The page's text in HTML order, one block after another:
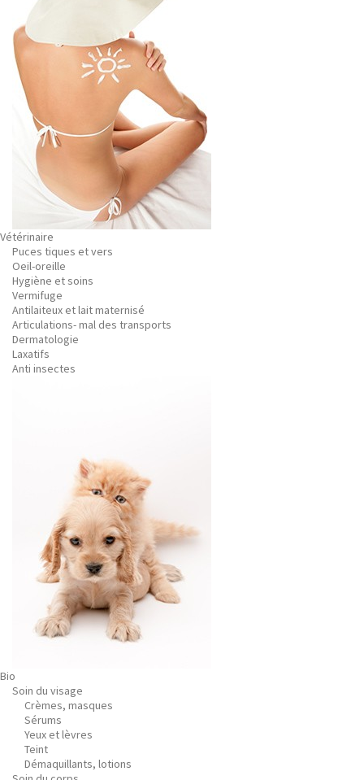
Vétérinaire
Puces tiques et vers
Oeil-oreille
Hygiène et soins
Vermifuge
Antilaiteux et lait maternisé
Articulations- mal des transports
Dermatologie
Laxatifs
Anti insectes
Bio
Soin du visage
Crèmes, masques
Sérums
Yeux et lèvres
Teint
Démaquillants, lotions